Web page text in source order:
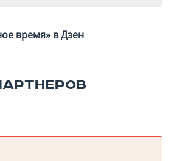
время» в Дзен